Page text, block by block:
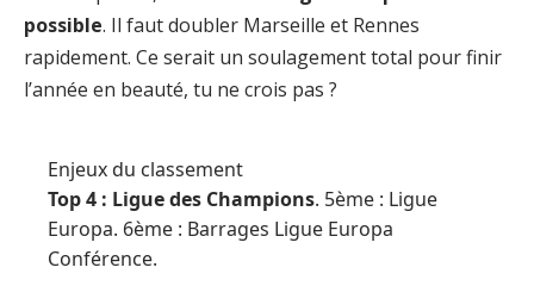
possible. Il faut doubler Marseille et Rennes
rapidement. Ce serait un soulagement total pour finir
l’année en beauté, tu ne crois pas ?
Enjeux du classement
Top 4 : Ligue des Champions. 5ème : Ligue
Europa. 6ème : Barrages Ligue Europa
Conférence.